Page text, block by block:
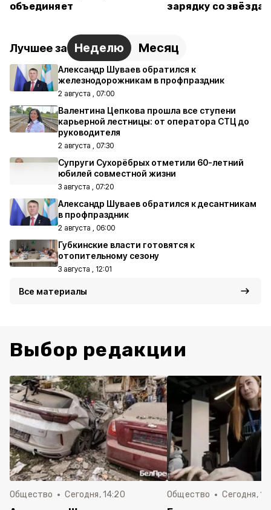
объединяет
зарядку со
Лучшее за Неделю Месяц
Александр Шуваев обратился к
железнодорожникам в профпраздник
2 августа , 07:00
Валентина Цепкова прошла все ступени
карьерной лестницы: от оператора СТЦ до
руководителя
2 августа , 07:30
Супруги Сухорёбрых отметили 60-летний
юбилей совместной жизни
3 августа , 07:20
Александр Шуваев обратился к десантникам
в профпраздник
2 августа , 06:00
Губкинские власти готовятся к
отопительному сезону
3 августа , 12:01
Все материалы
Выбор редакции
Общество Сегодня, 14:20 Общество Сегодня,